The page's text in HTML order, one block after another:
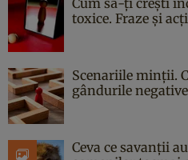
toxice. Fraze și
Scenariile minții.
gândurile
Ceva ce savanții